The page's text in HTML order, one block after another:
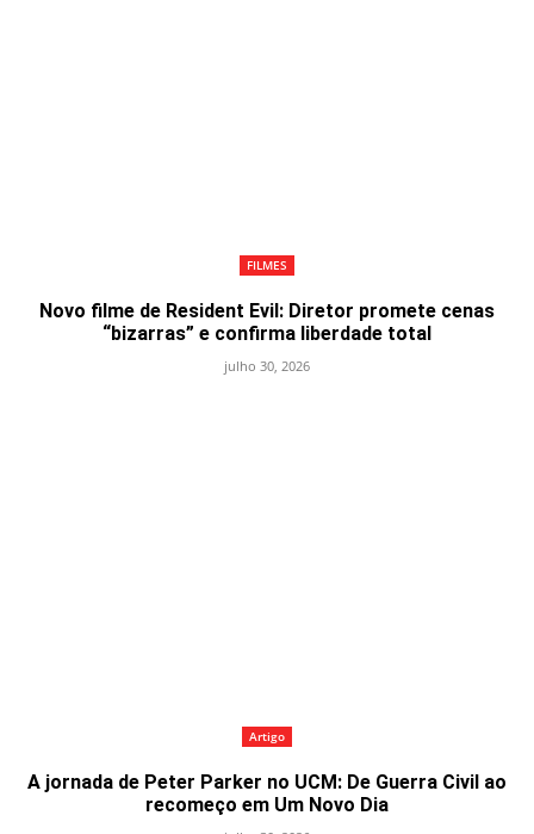
FILMES
Novo filme de Resident Evil: Diretor promete cenas
“bizarras” e confirma liberdade total
julho 30, 2026
Artigo
A jornada de Peter Parker no UCM: De Guerra Civil ao
recomeço em Um Novo Dia